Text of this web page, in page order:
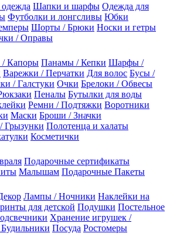
Шапки и шарфы Одежда для
Футболки и лонгсливы Юбки
Шорты / Брюки Носки и гетры
/ Оправы
/ Капоры Панамы / Кепки Шарфы /
Варежки / Перчатки Для волос Бусы /
/ Галстуки Очки Брелоки / Обвесы
Пеналы Бутылки для воды
Ремни / Подтяжки Воротники
Маски Броши / Значки
Грызунки Полотенца и халаты
Косметички
Подарочные сертификаты
Малышам Подарочные Пакеты
Лампы / Ночники Наклейки на
для детской Подушки Постельное
Хранение игрушек /
Посуда Ростомеры